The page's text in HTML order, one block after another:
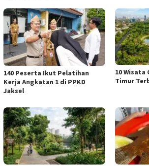
140 Peserta Ikut Pelatihan
Kerja Angkatan 1 di PPKD
Jaksel
10
Timur